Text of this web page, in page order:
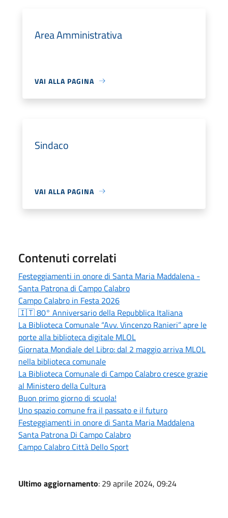
Area Amministrativa
VAI ALLA PAGINA
Sindaco
VAI ALLA PAGINA
Contenuti correlati
Festeggiamenti in onore di Santa Maria Maddalena -
Santa Patrona di Campo Calabro
Campo Calabro in Festa 2026
🇮🇹 80° Anniversario della Repubblica Italiana
La Biblioteca Comunale “Avv. Vincenzo Ranieri” apre le
porte alla biblioteca digitale MLOL
Giornata Mondiale del Libro: dal 2 maggio arriva MLOL
nella biblioteca comunale
La Biblioteca Comunale di Campo Calabro cresce grazie
al Ministero della Cultura
Buon primo giorno di scuola!
Uno spazio comune fra il passato e il futuro
Festeggiamenti in onore di Santa Maria Maddalena
Santa Patrona Di Campo Calabro
Campo Calabro Città Dello Sport
Ultimo aggiornamento: 29 aprile 2024, 09:24